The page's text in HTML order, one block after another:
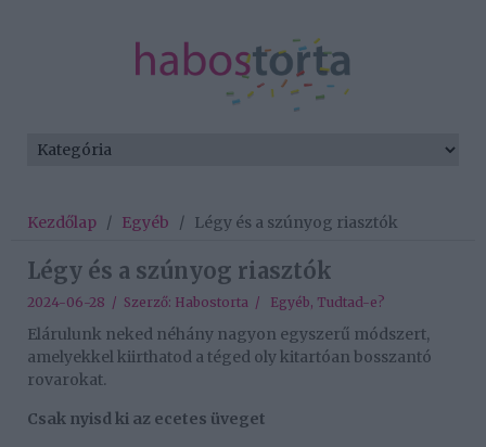
Kezdőlap / Egyéb / Légy és a szúnyog riasztók
Légy és a szúnyog riasztók
2024-06-28 / Szerző: Habostorta / Egyéb, Tudtad-e?
Elárulunk neked néhány nagyon egyszerű módszert,
amelyekkel kiirthatod a téged oly kitartóan bosszantó
rovarokat.
Csak nyisd ki az ecetes üveget